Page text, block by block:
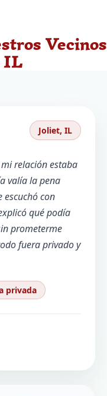
Vecinos
IL
Joliet, IL
relación estaba
valía la pena
escuchó con
qué podía
prometerme
fuera privado y
privada